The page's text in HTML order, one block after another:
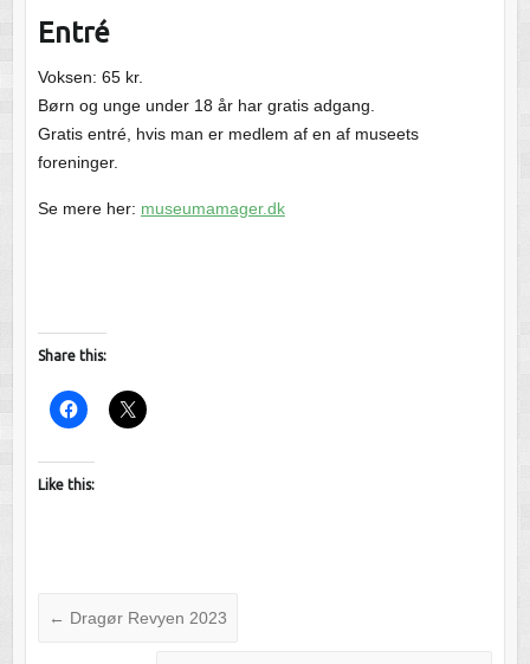
Entré
Voksen: 65 kr.
Børn og unge under 18 år har gratis adgang.
Gratis entré, hvis man er medlem af en af museets
foreninger.
Se mere her: museumamager.dk
Share this:
Like this:
← Dragør Revyen 2023